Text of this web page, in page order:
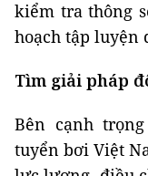
kiểm tra thông
hoạch tập luyện
Tìm giải pháp
Bên cạnh
tuyển bơi Việt